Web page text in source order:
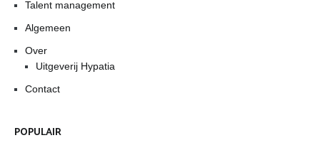
Talent management
Algemeen
Over
Uitgeverij Hypatia
Contact
POPULAIR